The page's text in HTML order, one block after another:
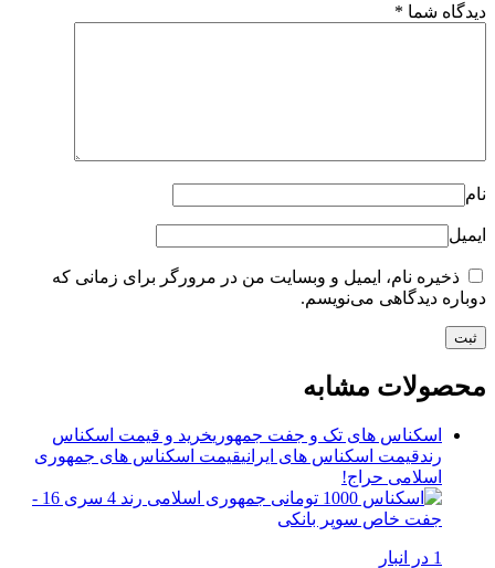
دیدگاه شما *
نام
ایمیل
ذخیره نام، ایمیل و وبسایت من در مرورگر برای زمانی که
دوباره دیدگاهی می‌نویسم.
محصولات مشابه
اسکناس های تک و جفت جمهوریخرید و قیمت اسکناس
رندقیمت اسکناس های ایرانیقیمت اسکناس های جمهوری
اسلامی حراج!
1 در انبار